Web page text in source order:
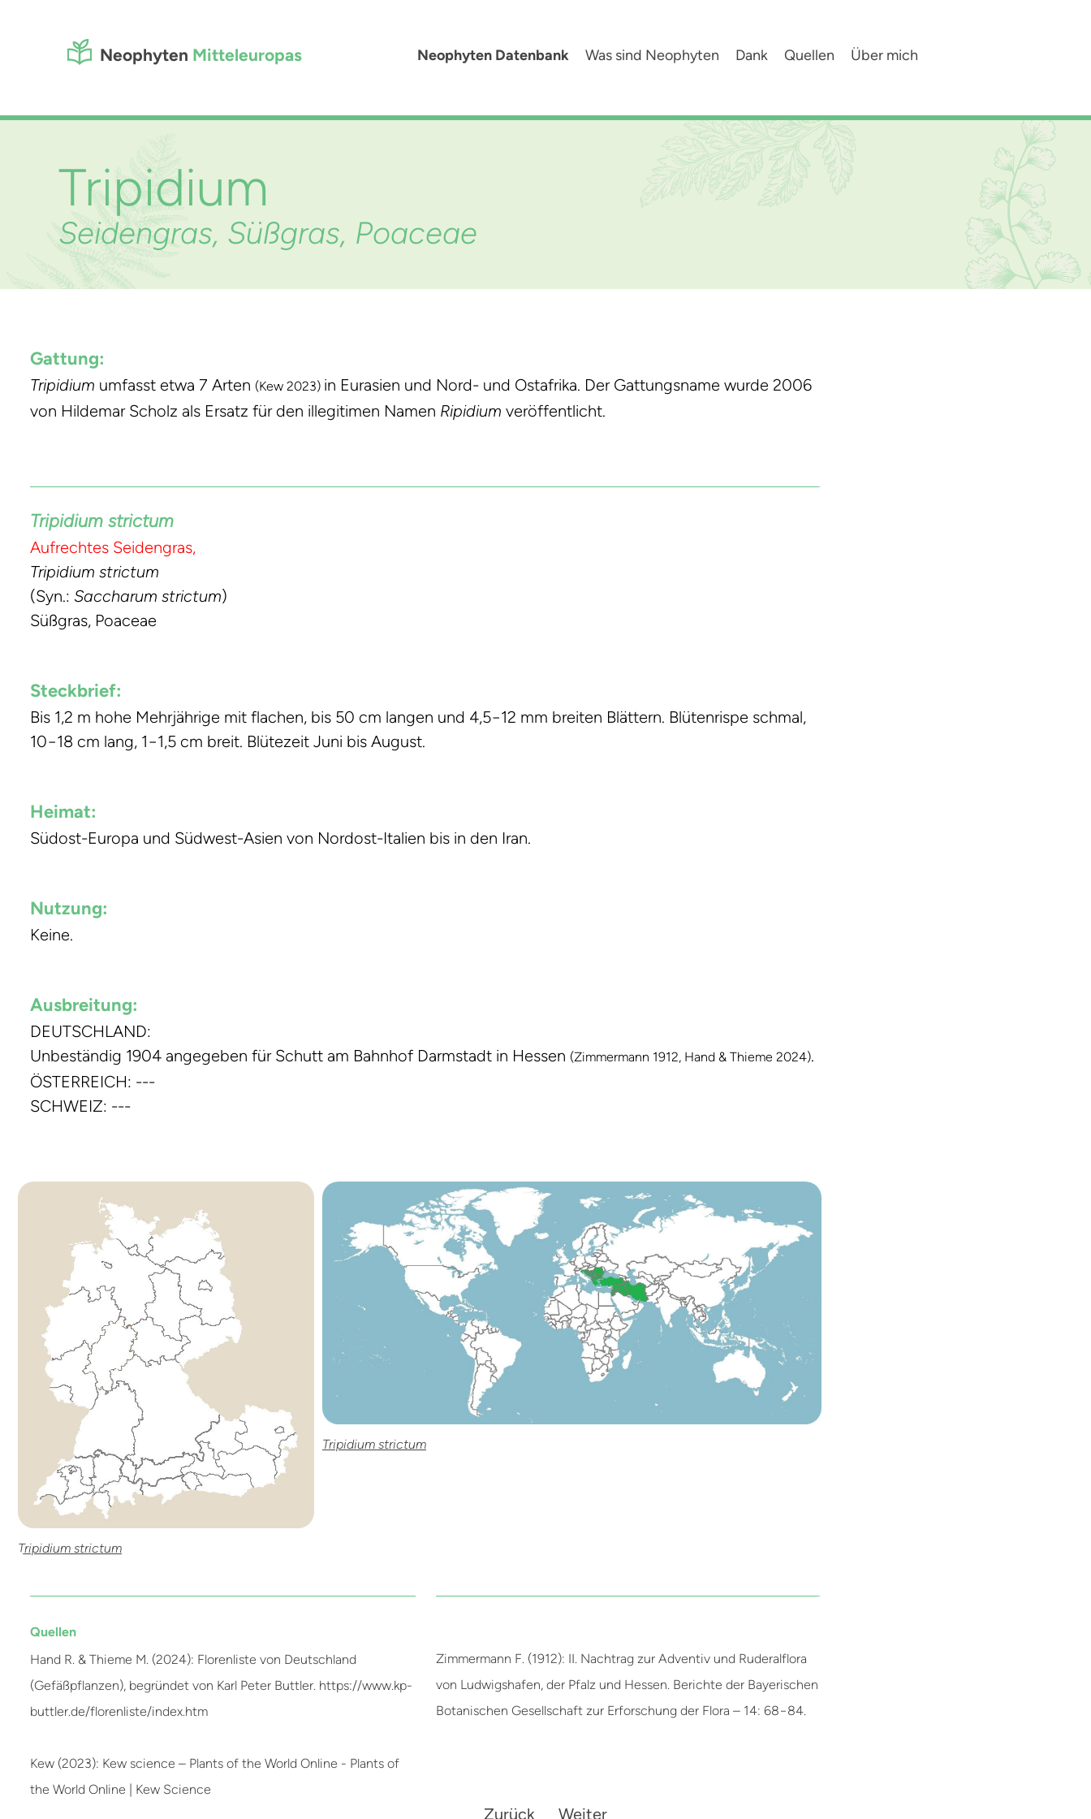
Neophyten Mitteleuropas Neophyten Datenbank Was sind Neophyten Dank Quellen Über mich
Tripidium
Seidengras, Süßgras, Poaceae
Gattung:
Tripidium umfasst etwa 7 Arten (Kew 2023) in Eurasien und Nord- und Ostafrika. Der Gattungsname wurde 2006
von Hildemar Scholz als Ersatz für den illegitimen Namen Ripidium veröffentlicht.
Tripidium strictum
Aufrechtes Seidengras,
Tripidium strictum
(Syn.: Saccharum strictum)
Süßgras, Poaceae
Steckbrief:
Bis 1,2 m hohe Mehrjährige mit flachen, bis 50 cm langen und 4,5−12 mm breiten Blättern. Blütenrispe schmal,
10−18 cm lang, 1−1,5 cm breit. Blütezeit Juni bis August.
Heimat:
Südost-Europa und Südwest-Asien von Nordost-Italien bis in den Iran.
Nutzung:
Keine.
Ausbreitung:
DEUTSCHLAND:
Unbeständig 1904 angegeben für Schutt am Bahnhof Darmstadt in Hessen (Zimmermann 1912, Hand & Thieme 2024).
ÖSTERREICH: ---
SCHWEIZ: ---
Tripidium strictum
Tripidium strictum
Quellen
Hand R. & Thieme M. (2024): Florenliste von Deutschland
(Gefäßpflanzen), begründet von Karl Peter Buttler. https://www.kp-
buttler.de/florenliste/index.htm
Kew (2023): Kew science – Plants of the World Online - Plants of
the World Online | Kew Science
Zimmermann F. (1912): II. Nachtrag zur Adventiv und Ruderalflora
von Ludwigshafen, der Pfalz und Hessen. Berichte der Bayerischen
Botanischen Gesellschaft zur Erforschung der Flora – 14: 68−84.
Zurück Weiter